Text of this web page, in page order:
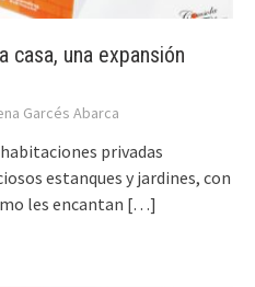
casa, una expansión
Garcés Abarca
privadas
estanques y jardines, con
les encantan […]